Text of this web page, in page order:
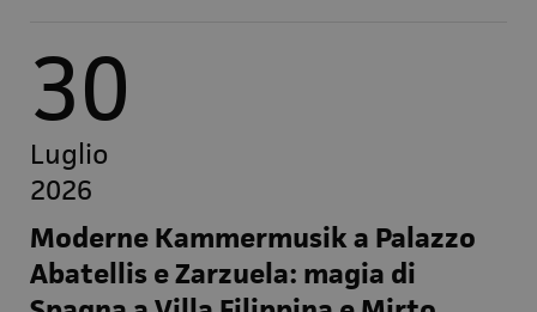
30
Luglio
2026
Moderne Kammermusik a Palazzo
Abatellis e Zarzuela: magia di